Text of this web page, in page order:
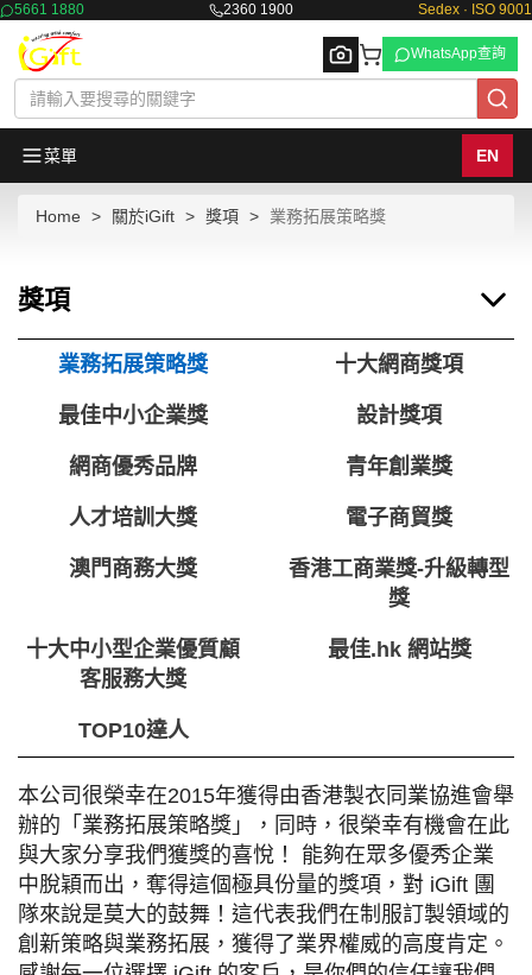
5661 1880 2360 1900 Sedex · ISO 9001
Browse
WhatsApp查詢
菜單 EN
Home 關於iGift 獎項 業務拓展策略獎
獎項
業務拓展策略獎 十大網商獎項
最佳中小企業獎 設計獎項
網商優秀品牌 青年創業獎
人才培訓大獎 電子商貿獎
澳門商務大獎
香港工商業獎-升級轉型
獎
十大中小型企業優質顧
客服務大獎
最佳.hk 網站獎
TOP10達人
本公司很榮幸在2015年獲得由香港製衣同業協進會舉
辦的「業務拓展策略獎」，同時，很榮幸有機會在此
與大家分享我們獲獎的喜悅！ 能夠在眾多優秀企業
中脫穎而出，奪得這個極具份量的獎項，對 iGift 團
隊來說是莫大的鼓舞！這代表我們在制服訂製領域的
創新策略與業務拓展，獲得了業界權威的高度肯定。